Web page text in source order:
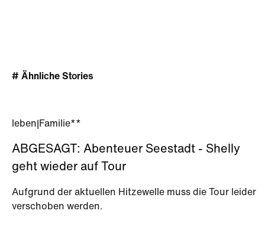
# Ähnliche Stories
leben Familie**
ABGESAGT: Abenteuer Seestadt - Shelly
geht wieder auf Tour
Aufgrund der aktuellen Hitzewelle muss die Tour leider
verschoben werden.